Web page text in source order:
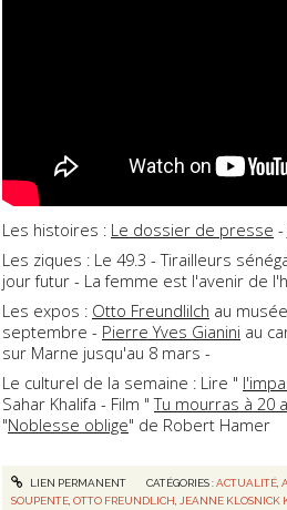
Les histoires : Le dossier de presse -
Les ziques : Le 49.3 - Tirailleurs
jour futur - La femme est l'avenir de
Les expos : Otto Freundlilch au
septembre - Pierre Yves Gianini au
sur Marne jusqu'au 8 mars -
Le culturel de la semaine : Lire "
Sahar Khalifa - Film "Tu mourras à 20
"Noblesse oblige" de Robert Hamer
LIEN PERMANENT CATÉGORIES :ACTUALITÉ,
SOUPENTE ,OTTO FREUNDLICH JEANNE KLOSNICK